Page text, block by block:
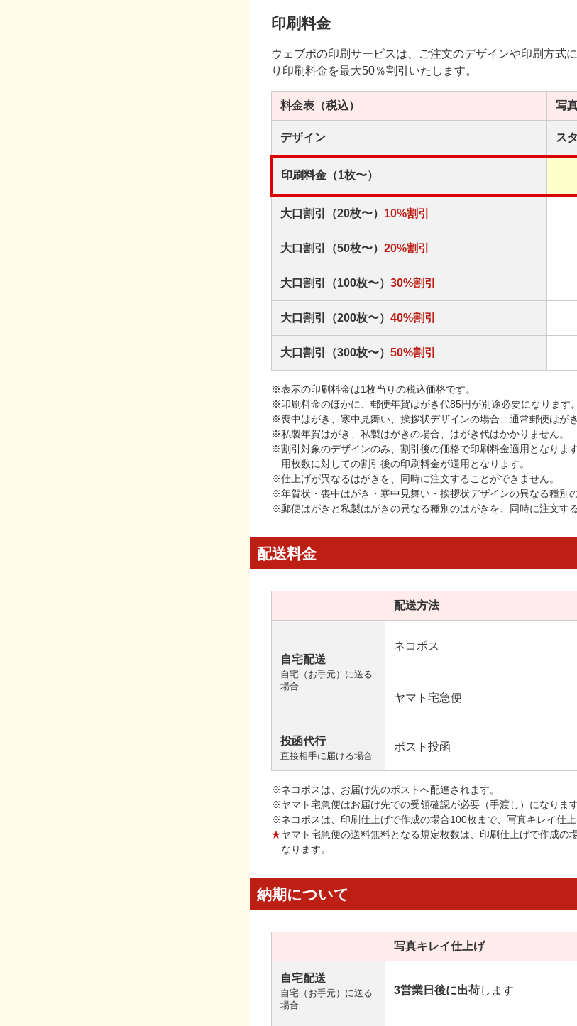
印刷料金
ウェブポの印刷サービスは、ご注文のデザインや印刷方式
り印刷料金を最大50％割引いたします。
料金表 （税込） 写
デザイン ス
印刷料金（1枚〜）
大口割引（20枚〜） 10%割引
大口割引（50枚〜） 20%割引
大口割引（100枚〜） 30%割引
大口割引（200枚〜） 40%割引
大口割引（300枚〜） 50%割引
※表示の印刷料金は1枚当りの税込価格です。
※印刷料金のほかに、郵便年賀はがき代85円が別途必要になります。
※喪中はがき、寒中見舞い、挨拶状デザインの場合、通常郵便はが
※私製年賀はがき、私製はがきの場合、はがき代はかかりません。
※割引対象のデザインのみ、割引後の価格で印刷料金適用となりま
用枚数に対しての割引後の印刷料金が適用となります。
※仕上げが異なるはがきを、同時に注文することができません。
※年賀状・喪中はがき・寒中見舞い・挨拶状デザインの異なる種別
※郵便はがきと私製はがきの異なる種別のはがきを、同時に注文す
配送料金
配送方法
自宅配送
自宅（お手元）に送る
場合
ネコポス
ヤマト宅急便
投函代行
直接相手に届ける場合
ポスト投函
※ネコポスは、お届け先のポストへ配達されます。
※ヤマト宅急便はお届け先での受領確認が必要（手渡し）になります
※ネコポスは、印刷仕上げで作成の場合100枚まで、写真キレイ仕
★ヤマト宅急便の送料無料となる規定枚数は、印刷仕上げで作成
なります。
納期について
写真キレイ仕上げ
自宅配送
自宅（お手元）に送る
場合
3営業日後に出荷します